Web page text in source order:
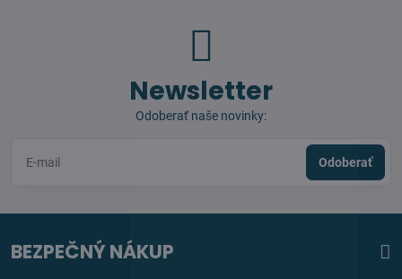
Newsletter
Odoberať naše novinky:
Odoberať
BEZPEČNÝ NÁKUP